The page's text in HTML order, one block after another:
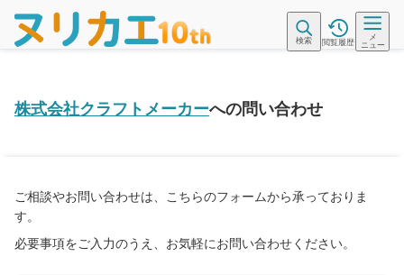
検索 閲覧履歴
メ
ニュー
株式会社クラフトメーカーへの問い合わせ
ご相談やお問い合わせは、こちらのフォームから承っておりま
す。
必要事項をご入力のうえ、お気軽にお問い合わせください。